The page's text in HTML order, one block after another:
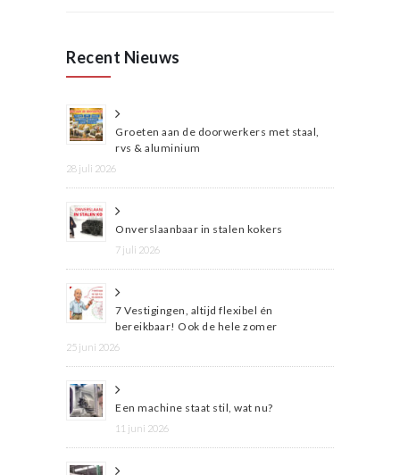
Recent Nieuws
Groeten aan de doorwerkers met staal,
rvs & aluminium
28 juli 2026
Onverslaanbaar in stalen kokers
7 juli 2026
7 Vestigingen, altijd flexibel én
bereikbaar! Ook de hele zomer
25 juni 2026
Een machine staat stil, wat nu?
11 juni 2026